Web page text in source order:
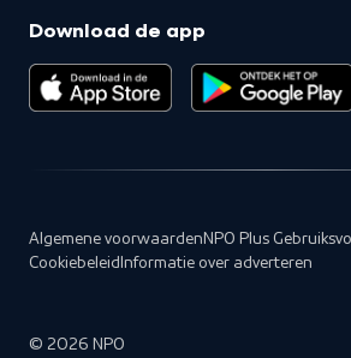
Download de app
Algemene voorwaarden NPO Plus
Cookiebeleid Informatie over adverteren
© 2026 NPO